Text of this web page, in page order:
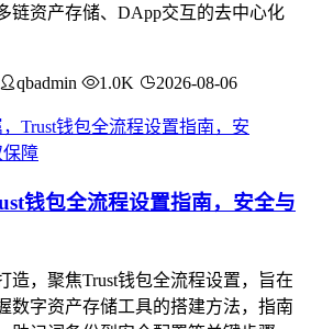
链资产存储、DApp交互的去中心化
qbadmin 1.0K 2026-08-06
钱包全流程设置指南，安全与
造，聚焦Trust钱包全流程设置，旨在
数字资产存储工具的搭建方法，指南